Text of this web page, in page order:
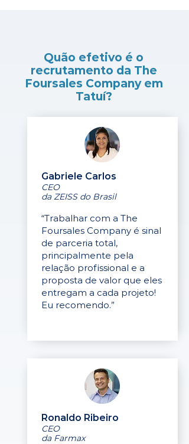
Quão efetivo é o
recrutamento da The
Foursales Company em
Tatuí?
Gabriele Carlos
CEO
da ZEISS do Brasil
“Trabalhar com a The
Foursales Company é sinal
de parceria total,
principalmente pela
relação profissional e a
proposta de valor que eles
entregam a cada projeto!
Eu recomendo.”
Ronaldo Ribeiro
CEO
da Farmax